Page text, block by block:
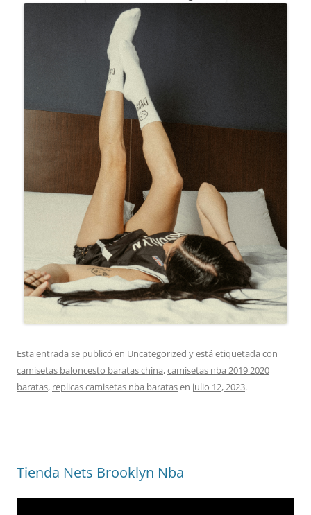
Esta entrada se publicó en Uncategorized y está etiquetada con
camisetas baloncesto baratas china,camisetas nba 2019 2020
baratas, replicas camisetas nba baratasen julio 12, 2023.
Tienda Nets Brooklyn Nba